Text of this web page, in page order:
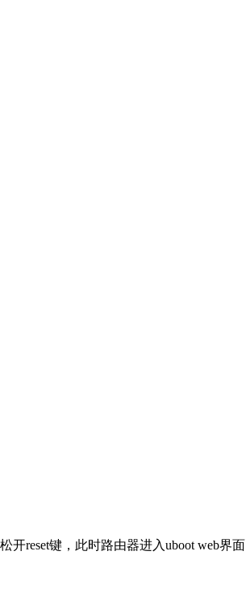
开reset键，此时路由器进入uboot web界面